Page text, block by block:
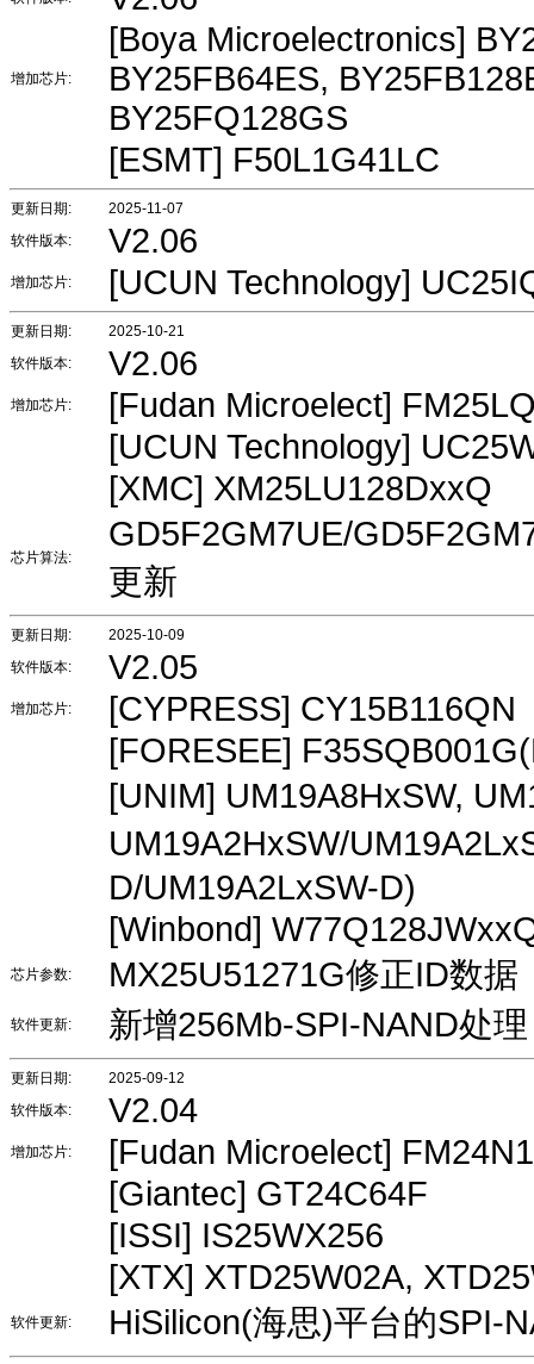
增加芯片:
[Boya Microelectronics]
BY25FB64ES,
BY25FQ128GS
[ESMT] F50L1G41LC
更新日期:
2025-11-07
软件版本:
V2.06
增加芯片: [UCUN Technology]
更新日期:
2025-10-21
软件版本:
V2.06
增加芯片:
[Fudan Microelect]
[UCUN Technology]
[XMC] XM25LU128DxxQ
芯片算法:
GD5F2GM7UE/
更新
更新日期:
2025-10-09
软件版本:
V2.05
增加芯片:
[CYPRESS] CY15B116QN
[FORESEE]
[UNIM] UM19A8HxSW,
UM19A2HxSW/
D/UM19A2LxSW-D)
[Winbond]
芯片参数: MX25U51271G修正ID数据
软件更新: 新增256Mb-SPI-NAND处理
更新日期:
2025-09-12
软件版本:
V2.04
增加芯片:
[Fudan Microelect]
[Giantec] GT24C64F
[ISSI] IS25WX256
[XTX] XTD25W02A,
软件更新: HiSilicon(海思)平台的SPI-